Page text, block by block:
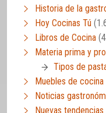
Historia de la
Hoy Cocinas Tú
Libros de Cocina
Materia prima y
Tipos de
Muebles de cocina
Noticias
Nuevas tendencias